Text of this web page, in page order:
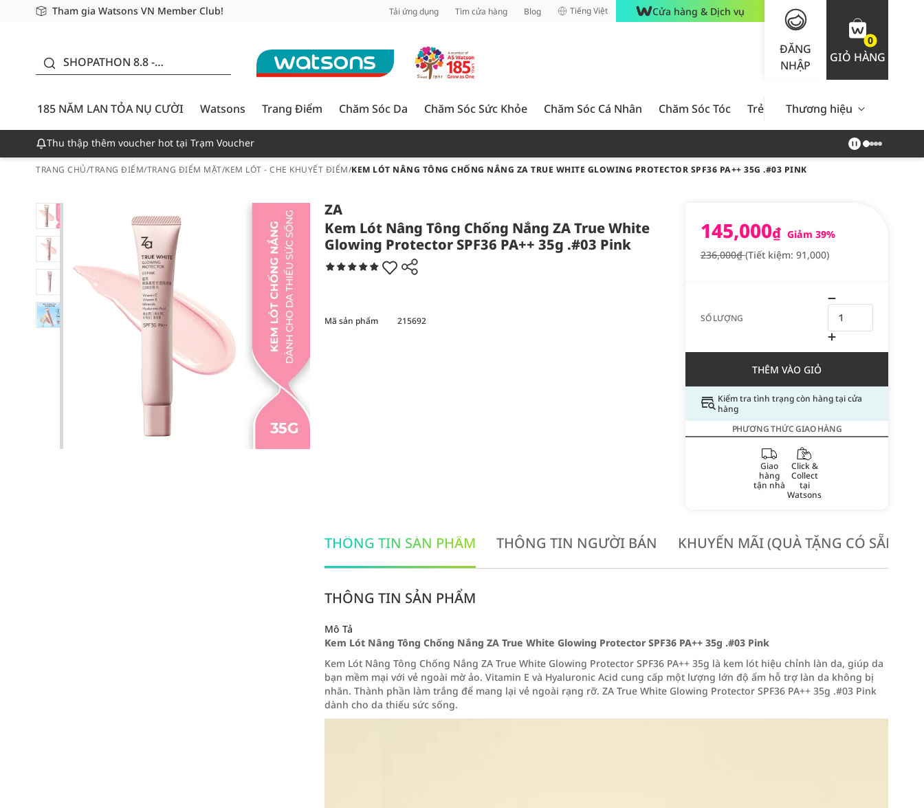
Tham gia Watsons VN Member Club!
Miễn phí giao hàng cho đơn hàng từ 249,000Đ
Giao hàng nhanh 24h - Áp dụng khu vực TP. Hồ Chí Minh Tải ứng dụng Tìm cửa hàng Blog Tiếng Việt Cửa hàng & Dịch vụ
ĐĂNG
NHẬP
0
GIỎ HÀNG
SHOPATHON 8.8 -
CƯỜI - GIẢM ĐẾN
50%
185 NĂM LAN TỎA NỤ CƯỜI
Watsons Trang Điểm Chăm Sóc Da Chăm Sóc Sức Khỏe Chăm Sóc Cá Nhân Chăm Sóc Tóc Trẻ Em Nam Giới Chăm Sóc
Thương hiệu
Thu thập thêm voucher hot tại Trạm Voucher
TRANG CHỦ/TRANG ĐIỂM/TRANG ĐIỂM MẶT/KEM LÓT - CHE KHUYẾT ĐIỂM/KEM LÓT NÂNG TÔNG CHỐNG NẮNG ZA TRUE WHITE GLOWING PROTECTOR SPF36 PA++ 35G .#03 PINK
ZA
Kem Lót Nâng Tông Chống Nắng ZA True White
Glowing Protector SPF36 PA++ 35g .#03 Pink
145,000₫ Giảm 39%
236,000₫(Tiết kiệm: 91,000)
SỐ LƯỢNG
THÊM VÀO GIỎ
Kiểm tra tình trạng còn hàng tại cửa
hàng
PHƯƠNG THỨC GIAO HÀNG
Giao
hàng
tận nhà
Click &
Collect
tại
Watsons
Mã sản phẩm 215692
THÔNG TIN SẢN PHẨM THÔNG TIN NGƯỜI BÁN KHUYẾN MÃI (QUÀ TẶNG CÓ SẴN
THÔNG TIN SẢN PHẨM
Mô Tả
Kem Lót Nâng Tông Chống Nắng ZA True White Glowing Protector SPF36 PA++ 35g .#03 Pink
Kem Lót Nâng Tông Chống Nắng ZA True White Glowing Protector SPF36 PA++ 35g là kem lót hiệu chỉnh làn da, giúp da
bạn mềm mại với vẻ ngoài mờ ảo. Vitamin E và Hyaluronic Acid cung cấp một lượng lớn độ ẩm hỗ trợ làn da không bị
nhăn. Thành phần làm trắng để mang lại vẻ ngoài rạng rỡ. ZA True White Glowing Protector SPF36 PA++ 35g .#03 Pink
dành cho da thiếu sức sống.